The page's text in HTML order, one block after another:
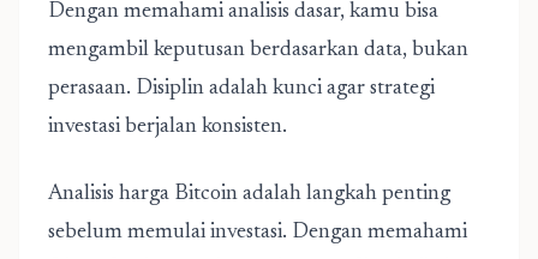
Dengan memahami analisis dasar, kamu bisa
mengambil keputusan berdasarkan data, bukan
perasaan. Disiplin adalah kunci agar strategi
investasi berjalan konsisten.
Analisis harga Bitcoin adalah langkah penting
sebelum memulai investasi. Dengan memahami